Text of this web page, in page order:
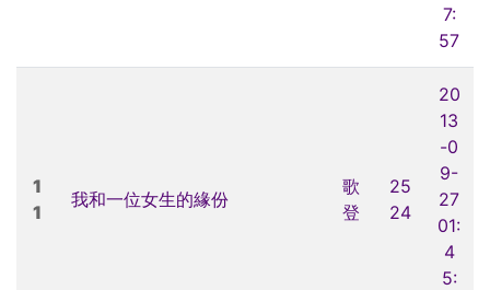
7:
57
1
1
我和一位女生的緣份
歌
登
25
24
20
13
-0
9-
27
01:
4
5: